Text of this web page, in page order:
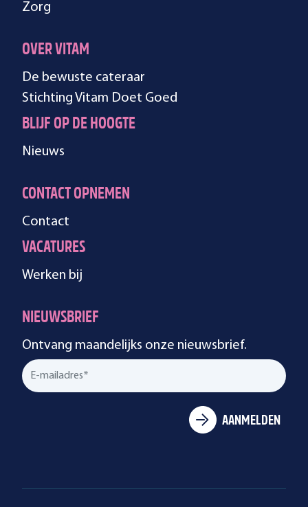
Zorg
OVER VITAM
De bewuste cateraar
Stichting Vitam Doet Goed
BLIJF OP DE HOOGTE
Nieuws
CONTACT OPNEMEN
Contact
VACATURES
Werken bij
NIEUWSBRIEF
Ontvang maandelijks onze nieuwsbrief.